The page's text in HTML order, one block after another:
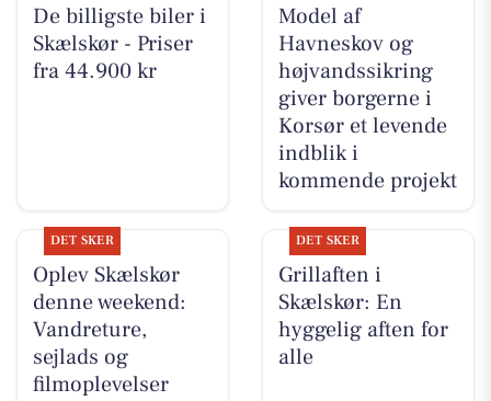
De billigste biler i
Skælskør - Priser
fra 44.900 kr
Model af
Havneskov og
højvandssikring
giver borgerne i
Korsør et levende
indblik i
kommende projekt
DET SKER
Oplev Skælskør
denne weekend:
Vandreture,
sejlads og
filmoplevelser
DET SKER
Grillaften i
Skælskør: En
hyggelig aften for
alle